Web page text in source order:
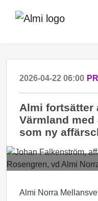
2026-04-22 06:00
Almi fortsätter
Värmland
som ny
Almi Norra